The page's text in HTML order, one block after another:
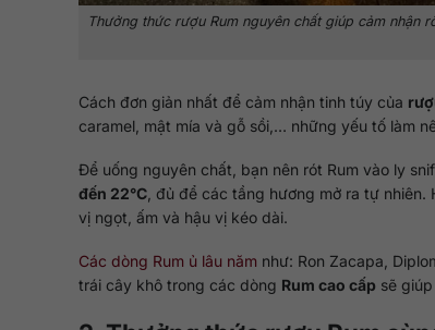
Thưởng thức rượu Rum nguyên chất giúp cảm
Cách đơn giản nhất để cảm nhận tinh túy của
caramel, mật mía và gỗ sồi,… những yếu tố làm
Để uống nguyên chất, bạn nên rót Rum vào ly
đến 22°C , đủ để các tầng hương mở ra tự
vị ngọt, ấm và hậu vị kéo dài.
Các dòng Rum ủ lâu năm như: Ron Zacapa,
trái cây khô trong các dòng Rum cao cấp sẽ